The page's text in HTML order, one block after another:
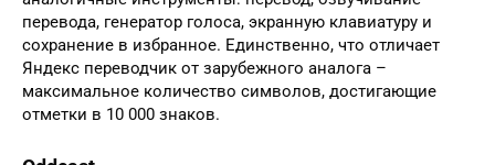
перевода, генератор голоса, экранную клавиатуру и
сохранение в избранное. Единственно, что отличает
Яндекс переводчик от зарубежного аналога –
максимальное количество символов, достигающие
отметки в 10 000 знаков.